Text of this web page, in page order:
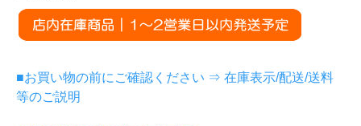
■お買い物の前にご確認ください ⇒ 在庫表示/配送/送料
等のご説明